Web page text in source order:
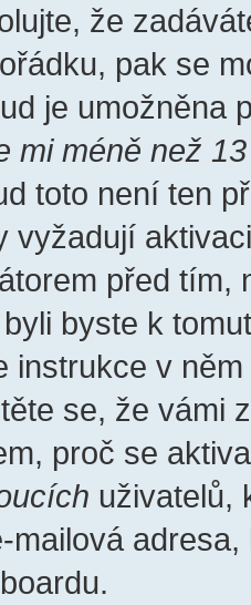
že
pak se
je umožněna
mi méně než
toto není ten
vyžadují
před tím,
byste k
instrukce v
se, že vámi
proč se
uživatelů,
mailová